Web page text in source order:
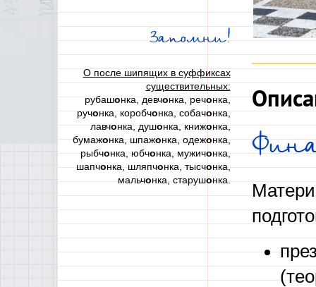
Запомни!
О после шипящих в суффиксах
существительных:
рубашонка, девчонка, речонка,
ручонка, коробчонка, собачонка,
лавчонка, душонка, книжонка,
бумажонка, шпажонка, одежонка,
рыбчонка, юбчонка, мужичонка,
шапчонка, шляпчонка, тысчонка,
мальчонка, старушонка.